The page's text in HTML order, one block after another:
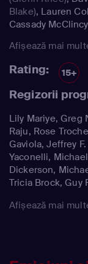
Blake), Lauren
Cassady McClincy
Afișează mai
Rating: 15+
Regizorii
Lily Mariye, Greg
Raju, Rose
Gaviola, Jeffrey
Yaconelli,
Dickerson,
Tricia Brock, Guy
Afișează mai